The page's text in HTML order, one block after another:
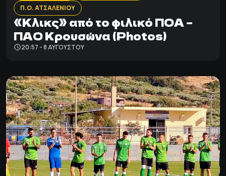
Π.Ο. ΑΤΣΑΛΕΝΙΟΥ
«Κλικς» από το φιλικό ΠΟΑ –
ΠΑΟ Κρουσώνα (Photos)
20:57 - 8 ΑΥΓΟΎΣΤΟΥ